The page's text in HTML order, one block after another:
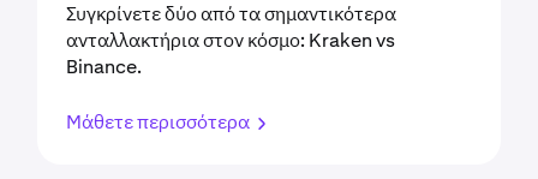
Συγκρίνετε δύο από τα σημαντικότερα
ανταλλακτήρια στον κόσμο: Kraken vs
Binance.
Μάθετε περισσότερα